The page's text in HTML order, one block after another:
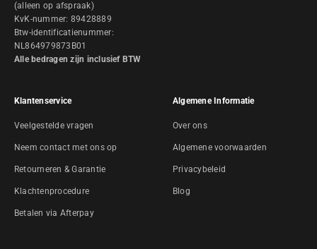
(alleen op afspraak)
KvK-nummer: 89428889
Btw-identificatienummer:
NL864979873B01
Alle bedragen zijn inclusief BTW
Klantenservice
Veelgestelde vragen
Neem contact met ons op
Retourneren & Garantie
Klachtenprocedure
Betalen via Afterpay
Algemene Informatie
Over ons
Algemene voorwaarden
Privacybeleid
Blog